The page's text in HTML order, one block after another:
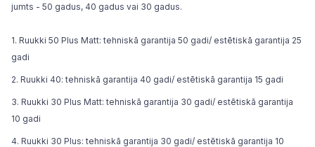
jumts - 50 gadus, 40 gadus vai 30 gadus.
Ruukki 50 Plus Matt: tehniskā garantija 50 gadi/ estētiskā garantija 25
gadi
Ruukki 40: tehniskā garantija 40 gadi/ estētiskā garantija 15 gadi
Ruukki 30 Plus Matt: tehniskā garantija 30 gadi/ estētiskā garantija
10 gadi
Ruukki 30 Plus: tehniskā garantija 30 gadi/ estētiskā garantija 10